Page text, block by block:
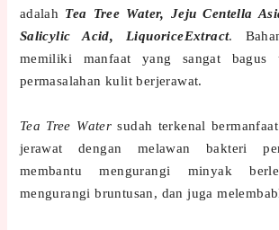
adalah Tea Tree Water, Jeju Centella
Salicylic Acid, LiquoriceExtract.
memiliki manfaat yang sangat bagus
permasalahan kulit berjerawat.
Tea Tree Water sudah terkenal
jerawat dengan melawan bakteri
membantu mengurangi minyak
mengurangi bruntusan, dan juga